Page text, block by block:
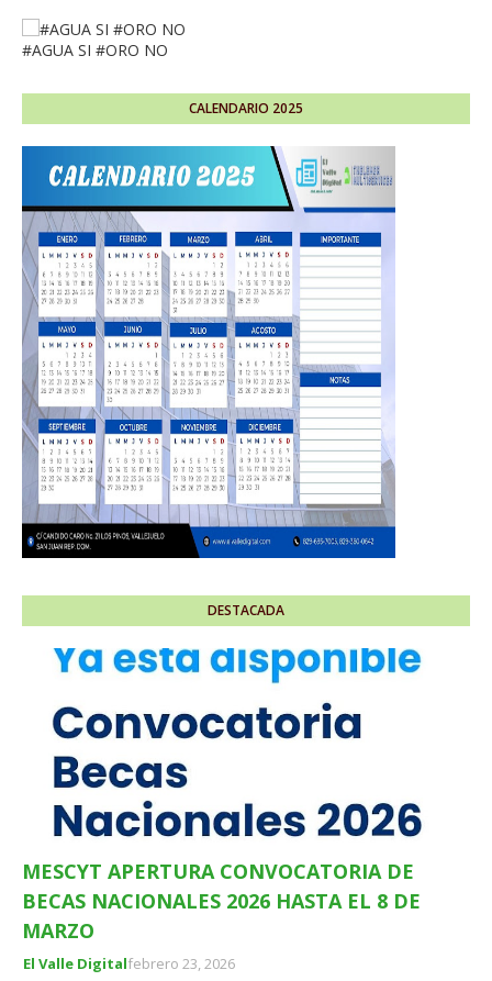
#AGUA SI #ORO NO
CALENDARIO 2025
DESTACADA
MESCYT APERTURA CONVOCATORIA DE
BECAS NACIONALES 2026 HASTA EL 8 DE
MARZO
El Valle Digitalfebrero 23, 2026